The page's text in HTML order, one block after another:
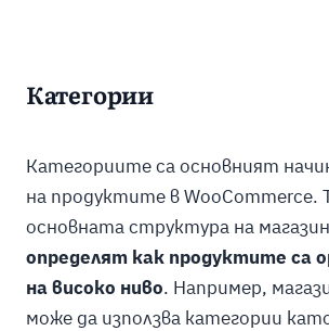
Категории
Категориите са основният
на продуктите в WooCommerce.
основната структура на
определят как продуктите са
на високо ниво. Например,
може да използва категории